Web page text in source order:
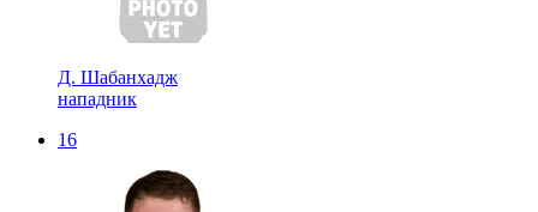
Д. Шабанхадж
нападник
16